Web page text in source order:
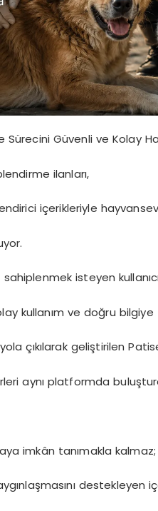
Sürecini Güvenli ve Kolay
ilanları,
içerikleriyle
isteyen
kullanım ve doğru bilgiye
çıkılarak geliştirilen
aynı platformda
imkân tanımakla
destekleyen